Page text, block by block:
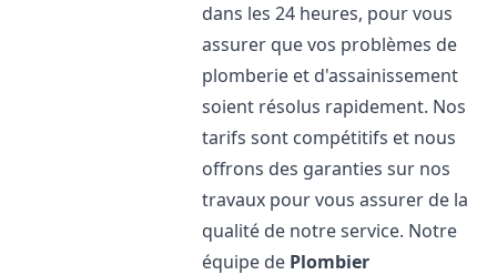
dans les 24 heures, pour vous
assurer que vos problèmes de
plomberie et d'assainissement
soient résolus rapidement. Nos
tarifs sont compétitifs et nous
offrons des garanties sur nos
travaux pour vous assurer de la
qualité de notre service. Notre
équipe de Plombier